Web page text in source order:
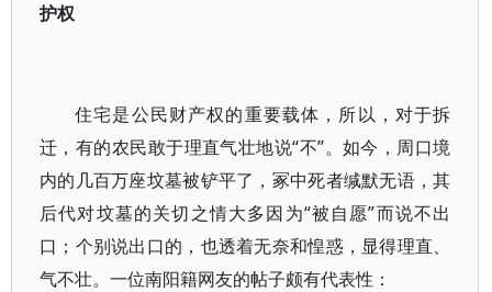
护权
住宅是公民财产权的重要载体，所以，对于拆
迁，有的农民敢于理直气壮地说“不”。如今，周口境
内的几百万座坟墓被铲平了，冢中死者缄默无语，其
后代对坟墓的关切之情大多因为“被自愿”而说不出
口；个别说出口的，也透着无奈和惶惑，显得理直、
气不壮。一位南阳籍网友的帖子颇有代表性：